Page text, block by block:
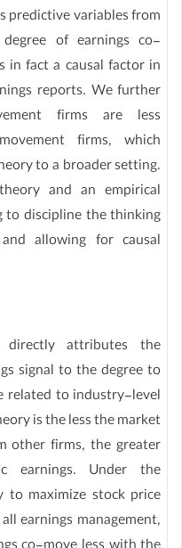
predictive variables from
of earnings co-
in fact a causal factor in
reports. We further
firms are less
firms, which
to a broader setting.
and an empirical
discipline the thinking
allowing for causal
attributes the
signal to the degree to
related to industry-level
is the less the market
other firms, the greater
earnings. Under the
to maximize stock price
earnings management,